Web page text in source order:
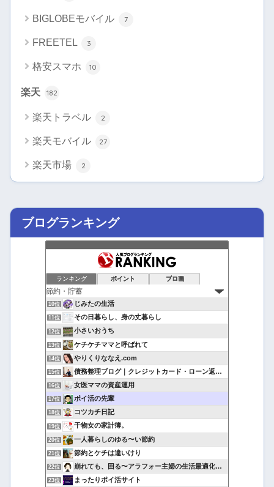
BIGLOBEモバイル 7
FREETEL 3
格安スマホ 10
楽天 182
楽天トラベル 2
楽天モバイル 27
楽天市場 2
ブログランキング
ランキング ポイント ブロ画
10位 じみたの生活
11位 その日暮らし、身の丈暮らし
12位 小さいおうち
13位 ケチケチママと呼ばれて
14位 やりくりななえ.com
15位 債務整理ブログ｜クレジットカード・ローン返済で悩んでいる方へ
16位 女医ママの資産運用
17位 ポイ活の先輩
18位 コツカチ日記
19位 干物女の家計簿。
20位 一人暮らしのゆる〜い節約
21位 節約とケチは違いけり
22位 崩れても、回る〜アラフォー主婦の生活最適化日記
23位 まったりポイ活サイト